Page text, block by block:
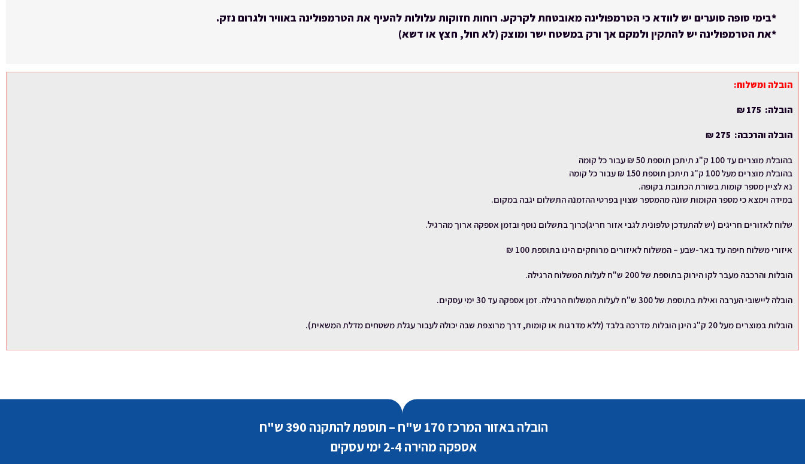
*בימי סופה סוערים יש לוודא כי הטרמפולינה מאובטחת לקרקע. רוחות חזוקות עלולות להעיף את הטרמפולינה באוויר ולגרום נזק.
*את הטרמפולינה יש להתקין ולמקם אך ורק במשטח ישר ומוצק (לא חול, חצץ או דשא)
הובלה ומשלוח:
הובלה:
הובלה והרכבה:
בהובלת מוצרים עד 100 ק"ג תיתכן תוספת 50 ₪ עבור כל קומה
בהובלת מוצרים מעל 100 ק"ג תיתכן תוספת 150 ₪ עבור כל קומה
נא לציין מספר קומות בשורת הכתובת בקופה.
במידה וימצא כי מספר הקומות שונה מהמספר שצוין בפרטי ההזמנה התשלום יגבה במקום.
שלוח לאזורים חריגים (יש להתעדכן טלפונית לגבי אזור חריג)כרוך בתשלום נוסף ובזמן אספקה ארוך מהרגיל.
איזורי משלוח חיפה עד באר-שבע – המשלוח לאיזורים מרוחקים הינו בתוספת 100 ₪
הובלות והרכבה מעבר לקו הירוק בתוספת של 200 ש"ח לעלות המשלוח הרגילה.
הובלה ליישובי הערבה ואילת בתוספת של 300 ש"ח לעלות המשלוח הרגילה. זמן אספקה עד 30 ימי עסקים.
הובלות במוצרים מעל 20 ק"ג הינן הובלות מדרכה בלבד (ללא מדרגות או קומות, דרך מרוצפת שבה יכולה לעבור עגלת משטחים מדלת המשאית).
הובלה באזור המרכז 170 ש"ח – תוספת להתקנה
390 ש"ח
אספקה מהירה 2-4 ימי עסקים